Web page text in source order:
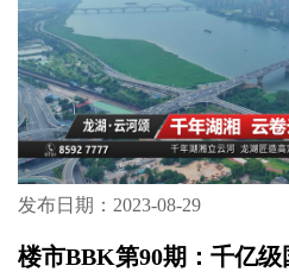
发布日期：2023-08-29
楼市BBK第90期：千亿级